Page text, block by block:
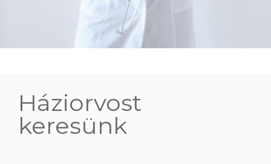
Háziorvost
keresünk